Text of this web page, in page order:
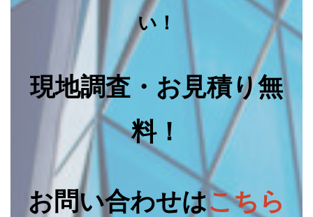
い！
現地調査・お見積り無
料！
お問い合わせはこちら